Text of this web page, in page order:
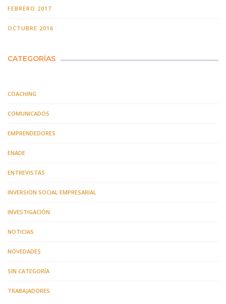
FEBRERO 2017
OCTUBRE 2016
CATEGORÍAS
COACHING
COMUNICADOS
EMPRENDEDORES
ENADE
ENTREVISTAS
INVERSION SOCIAL EMPRESARIAL
INVESTIGACIÓN
NOTICIAS
NOVEDADES
SIN CATEGORÍA
TRABAJADORES